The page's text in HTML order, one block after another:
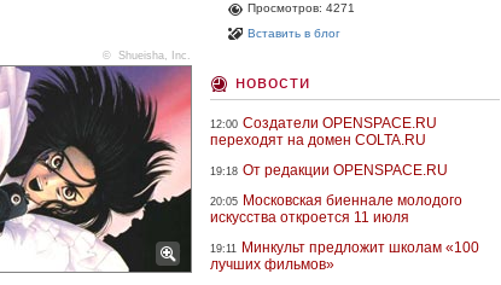
© Shueisha, Inc.
Просмотров: 4271
Вставить в блог
новости
12:00 Создатели OPENSPACE.RU
переходят на домен COLTA.RU
19:18 От редакции OPENSPACE.RU
20:05 Московская биеннале молодого
искусства откроется 11 июля
19:11 Минкульт предложит школам «100
лучших фильмов»